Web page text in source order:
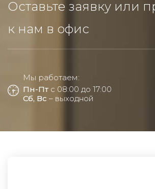
Оставьте заявку или
к нам в офис
Мы работаем:
Пн-Пт с 08:00 до 17:00
Сб, Вс – выходной